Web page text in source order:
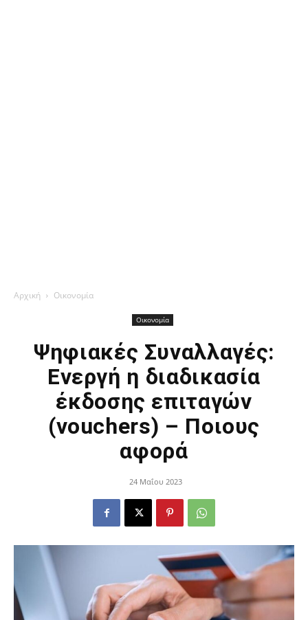
Αρχική Οικονομία
Οικονομία
Ψηφιακές Συναλλαγές:
Ενεργή η διαδικασία
έκδοσης επιταγών
(vouchers) – Ποιους
αφορά
24 Μαΐου 2023